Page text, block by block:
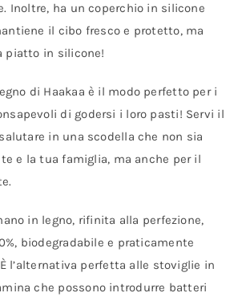
Inoltre, ha un coperchio in silicone
il cibo fresco e protetto, ma
piatto in silicone!
di Haakaa è il modo perfetto per i
di godersi i loro pasti! Servi il
in una scodella che non sia
e la tua famiglia, ma anche per il
in legno, rifinita alla perfezione,
biodegradabile e praticamente
l’alternativa perfetta alle stoviglie in
che possono introdurre batteri